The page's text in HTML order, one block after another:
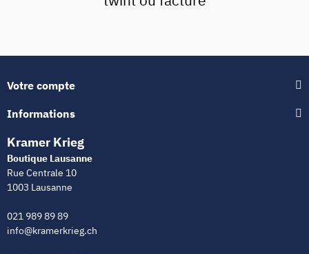
Votre compte
Informations
Kramer Krieg
Boutique Lausanne
Rue Centrale 10
1003 Lausanne
021 989 89 89
info@kramerkrieg.ch